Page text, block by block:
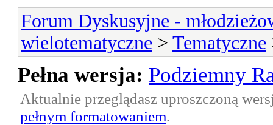
Forum Dyskusyjne -
wielotematyczne > Tematyczne
Pełna wersja: Podziemny
Aktualnie przeglądasz uproszczoną
pełnym formatowaniem.